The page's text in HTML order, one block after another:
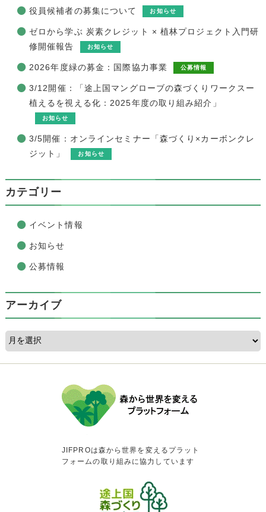
役員候補者の募集について お知らせ
ゼロから学ぶ 炭素クレジット × 植林プロジェクト入門研
修開催報告
お知らせ
2026年度緑の募金：国際協力事業 公募情報
3/12開催：「途上国マングローブの森づくりワークスー
植えるを視える化：2025年度の取り組み紹介」
お知らせ
3/5開催：オンラインセミナー「森づくり×カーボンクレ
ジット」
お知らせ
カテゴリー
イベント情報
お知らせ
公募情報
アーカイブ
JIFPROは森から世界を変えるプラット
フォームの取り組みに協力しています